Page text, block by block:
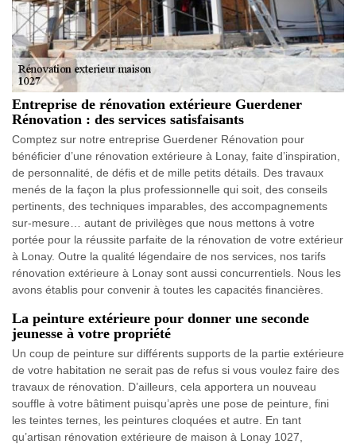
Entreprise de rénovation extérieure Guerdener
Rénovation : des services satisfaisants
Comptez sur notre entreprise Guerdener Rénovation pour
bénéficier d’une rénovation extérieure à Lonay, faite d’inspiration,
de personnalité, de défis et de mille petits détails. Des travaux
menés de la façon la plus professionnelle qui soit, des conseils
pertinents, des techniques imparables, des accompagnements
sur-mesure… autant de privilèges que nous mettons à votre
portée pour la réussite parfaite de la rénovation de votre extérieur
à Lonay. Outre la qualité légendaire de nos services, nos tarifs
rénovation extérieure à Lonay sont aussi concurrentiels. Nous les
avons établis pour convenir à toutes les capacités financières.
La peinture extérieure pour donner une seconde
jeunesse à votre propriété
Un coup de peinture sur différents supports de la partie extérieure
de votre habitation ne serait pas de refus si vous voulez faire des
travaux de rénovation. D’ailleurs, cela apportera un nouveau
souffle à votre bâtiment puisqu’après une pose de peinture, fini
les teintes ternes, les peintures cloquées et autre. En tant
qu’artisan rénovation extérieure de maison à Lonay 1027,